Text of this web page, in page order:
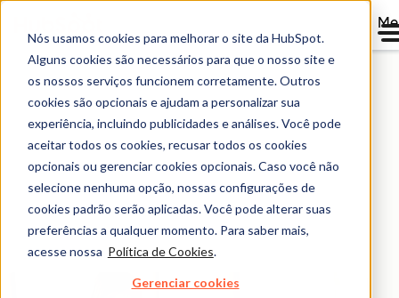
Nós usamos cookies para melhorar o site da HubSpot.
Alguns cookies são necessários para que o nosso site e
os nossos serviços funcionem corretamente. Outros
cookies são opcionais e ajudam a personalizar sua
experiência, incluindo publicidades e análises. Você pode
aceitar todos os cookies, recusar todos os cookies
opcionais ou gerenciar cookies opcionais. Caso você não
selecione nenhuma opção, nossas configurações de
cookies padrão serão aplicadas. Você pode alterar suas
preferências a qualquer momento. Para saber mais,
acesse nossa Política de Cookies.
Gerenciar cookies
Calculadora de ROI da
HubSpot
Calcule o retorno sobre o investimento que você pode
ter com os nossos produtos com base em dados de
mais de 299.000 clientes da HubSpot em todo o
mundo.